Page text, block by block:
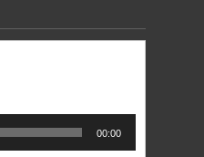
00:00